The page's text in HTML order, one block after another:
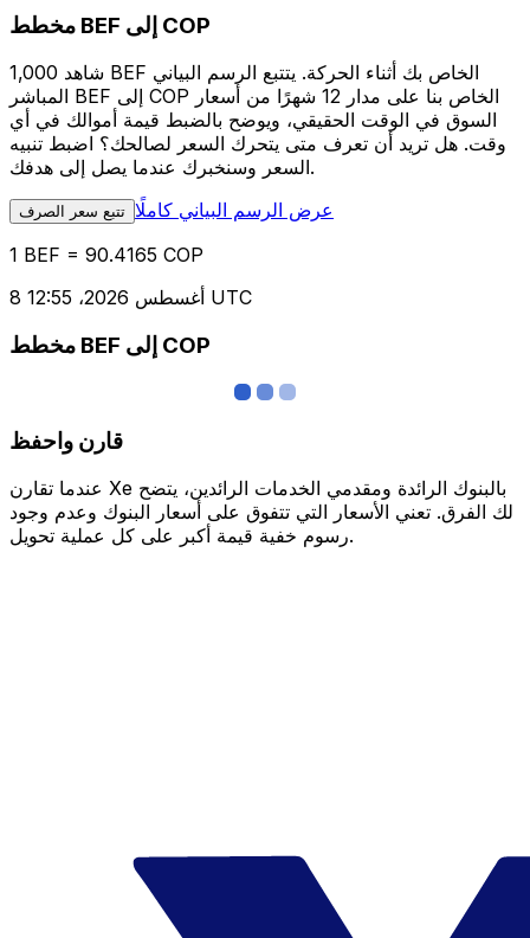
مخطط BEF إلى COP
شاهد 1,000 BEF الخاص بك أثناء الحركة. يتتبع الرسم البياني
المباشر BEF إلى COP الخاص بنا على مدار 12 شهرًا من أسعار
السوق في الوقت الحقيقي، ويوضح بالضبط قيمة أموالك في أي
وقت. هل تريد أن تعرف متى يتحرك السعر لصالحك؟ اضبط تنبيه
السعر وسنخبرك عندما يصل إلى هدفك.
تتبع سعر الصرف عرض الرسم البياني كاملًا
1 BEF = 90.4165 COP
8 أغسطس 2026، 12:55 UTC
مخطط BEF إلى COP
قارن واحفظ
عندما تقارن Xe بالبنوك الرائدة ومقدمي الخدمات الرائدين، يتضح
لك الفرق. تعني الأسعار التي تتفوق على أسعار البنوك وعدم وجود
رسوم خفية قيمة أكبر على كل عملية تحويل.